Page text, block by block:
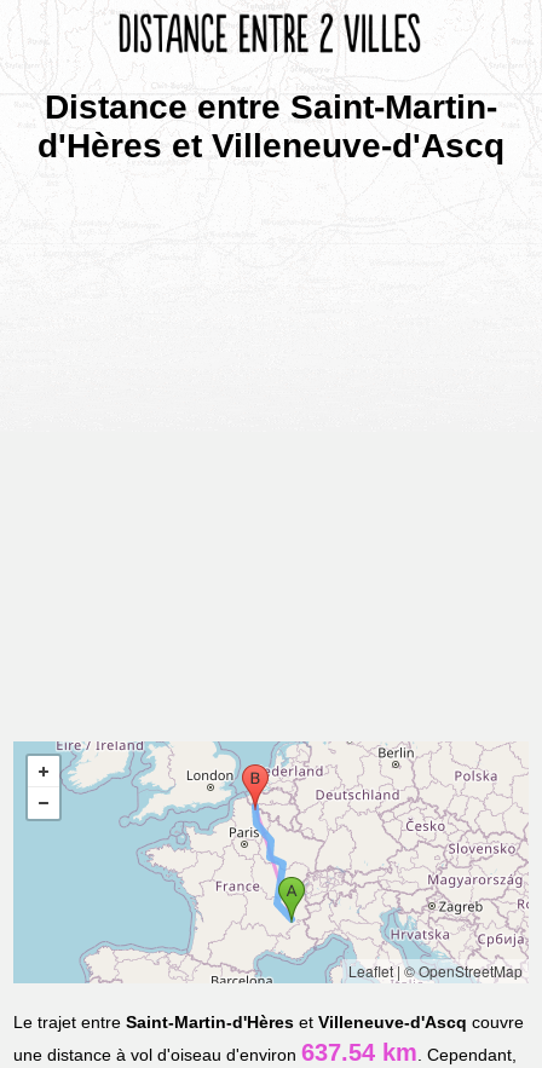
Distance entre Saint-Martin-
d'Hères et Villeneuve-d'Ascq
Leaflet| © OpenStreetMap
Le trajet entreSaint-Martin-d'Hères etVilleneuve-d'Ascq couvre
une distance à vol d'oiseau d'environ637.54 km. Cependant,